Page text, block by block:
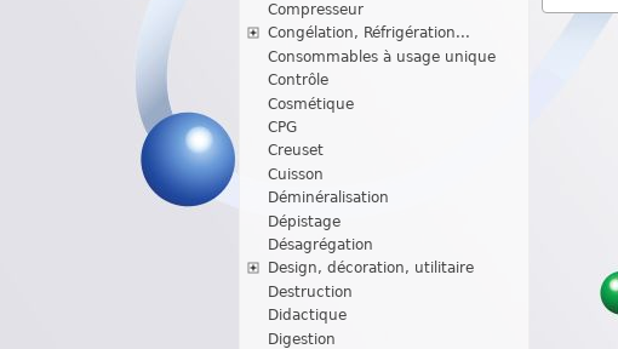
Compresseur
Congélation, Réfrigération...
Consommables à usage unique
Contrôle
Cosmétique
CPG
Creuset
Cuisson
Déminéralisation
Dépistage
Désagrégation
Design, décoration, utilitaire
Destruction
Didactique
Digestion